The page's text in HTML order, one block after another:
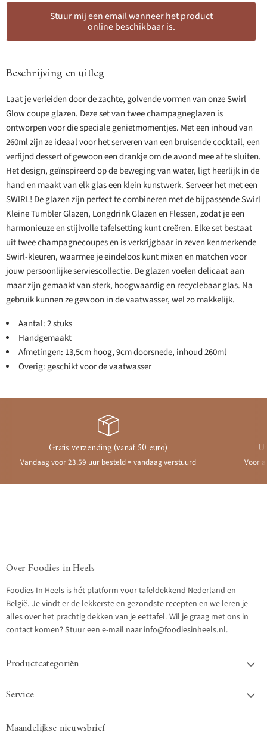
Stuur mij een email wanneer het product
online beschikbaar is.
Beschrijving en uitleg
Laat je verleiden door de zachte, golvende vormen van onze Swirl
Glow coupe glazen. Deze set van twee champagneglazen is
ontworpen voor die speciale genietmomentjes. Met een inhoud van
260ml zijn ze ideaal voor het serveren van een bruisende cocktail, een
verfijnd dessert of gewoon een drankje om de avond mee af te sluiten.
Het design, geïnspireerd op de beweging van water, ligt heerlijk in de
hand en maakt van elk glas een klein kunstwerk. Serveer het met een
SWIRL! De glazen zijn perfect te combineren met de bijpassende Swirl
Kleine Tumbler Glazen, Longdrink Glazen en Flessen, zodat je een
harmonieuze en stijlvolle tafelsetting kunt creëren. Elke set bestaat
uit twee champagnecoupes en is verkrijgbaar in zeven kenmerkende
Swirl-kleuren, waarmee je eindeloos kunt mixen en matchen voor
jouw persoonlijke serviescollectie. De glazen voelen delicaat aan
maar zijn gemaakt van sterk, hoogwaardig en recyclebaar glas. Na
gebruik kunnen ze gewoon in de vaatwasser, wel zo makkelijk.
Aantal: 2 stuks
Handgemaakt
Afmetingen: 13,5cm hoog, 9cm doorsnede, inhoud 260ml
Overig: geschikt voor de vaatwasser
Gratis verzending (vanaf 50 euro)
Vandaag voor 23.59 uur besteld = vandaag verstuurd Voor
Over Foodies in Heels
Foodies In Heels is hét platform voor tafeldekkend Nederland en
België. Je vindt er de lekkerste en gezondste recepten en we leren je
alles over het prachtig dekken van je eettafel. Wil je graag met ons in
contact komen? Stuur een e-mail naar info@foodiesinheels.nl.
Productcategoriën
Service
Maandelijkse nieuwsbrief